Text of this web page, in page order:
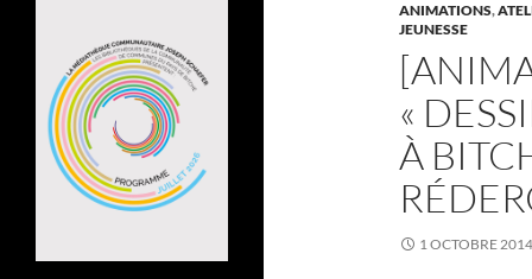
ANIMATIONS,
JEUNESSE
«
À
1 OCTOBRE 2014